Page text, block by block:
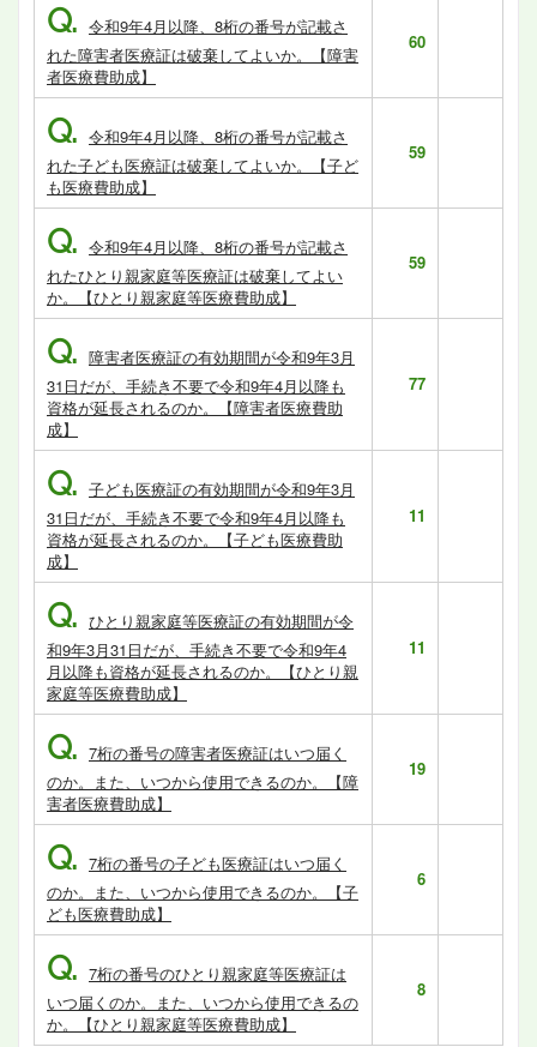
Q. 令和9年4月以降、8桁の番号が記載さ
れた障害者医療証は破棄してよいか。【障害
者医療費助成】
60
Q. 令和9年4月以降、8桁の番号が記載さ
れた子ども医療証は破棄してよいか。【子ど
も医療費助成】
59
Q. 令和9年4月以降、8桁の番号が記載さ
れたひとり親家庭等医療証は破棄してよい
か。【ひとり親家庭等医療費助成】
59
Q. 障害者医療証の有効期間が令和9年3月
31日だが、手続き不要で令和9年4月以降も
資格が延長されるのか。【障害者医療費助
成】
77
Q. 子ども医療証の有効期間が令和9年3月
31日だが、手続き不要で令和9年4月以降も
資格が延長されるのか。【子ども医療費助
成】
11
Q. ひとり親家庭等医療証の有効期間が令
和9年3月31日だが、手続き不要で令和9年4
月以降も資格が延長されるのか。【ひとり親
家庭等医療費助成】
11
Q. 7桁の番号の障害者医療証はいつ届く
のか。また、いつから使用できるのか。【障
害者医療費助成】
19
Q. 7桁の番号の子ども医療証はいつ届く
のか。また、いつから使用できるのか。【子
ども医療費助成】
6
Q. 7桁の番号のひとり親家庭等医療証は
いつ届くのか。また、いつから使用できるの
か。【ひとり親家庭等医療費助成】
8